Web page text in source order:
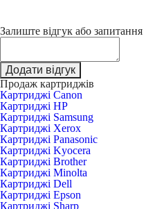
Залиште відгук або запитання
Додати відгук
Продаж картриджів
Картриджі Canon
Картриджі HP
Картриджі Samsung
Картриджі Xerox
Картриджі Panasonic
Картриджі Kyocera
Картриджі Brother
Картриджі Minolta
Картриджі Dell
Картриджі Epson
Картриджі Sharp